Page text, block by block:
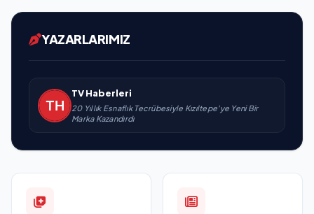
YAZARLARIMIZ
TV Haberleri
20 Yıllık Esnaflık Tecrübesiyle Kızıltepe'ye Yeni Bir
Marka Kazandırdı